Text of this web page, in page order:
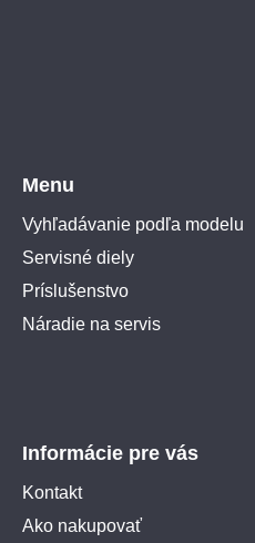
Menu
Vyhľadávanie podľa modelu
Servisné diely
Príslušenstvo
Náradie na servis
Informácie pre vás
Kontakt
Ako nakupovať